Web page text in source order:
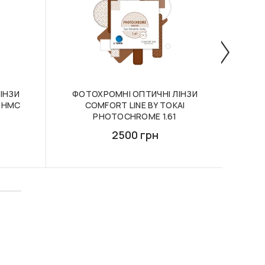
ФОТОХРОМНІ ОПТИЧНІ ЛІНЗИ
COMFORT LINE BY TOKAI
PHOTOCHROME 1.61
2500 грн